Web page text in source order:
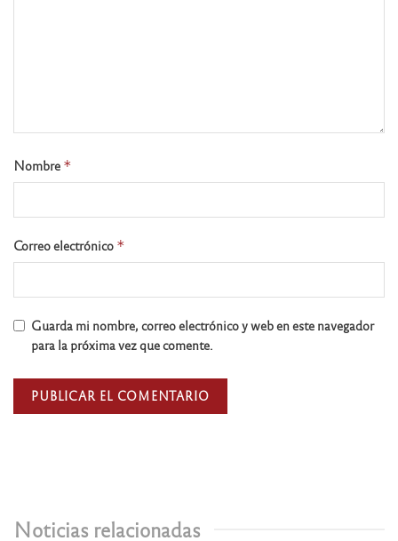
Noticias relacionadas
Nombre *
Correo electrónico *
Guarda mi nombre, correo electrónico y web en este navegador
para la próxima vez que comente.